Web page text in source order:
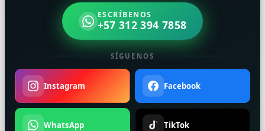
ESCRÍBENOS
+57 312 394 7858
SÍGUENOS
Instagram Facebook
WhatsApp TikTok